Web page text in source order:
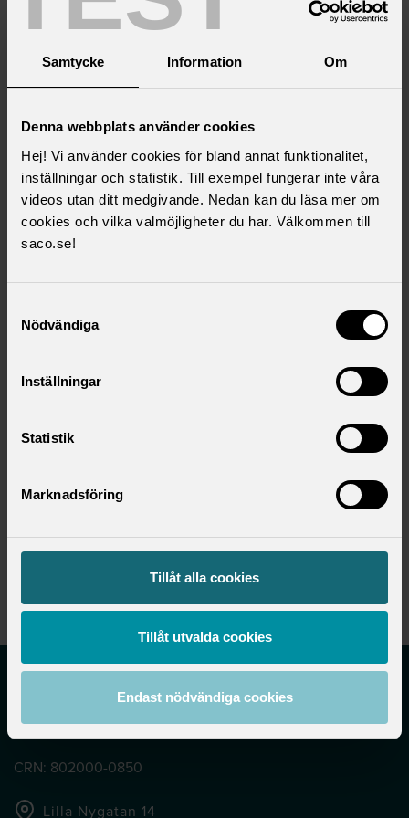
Samtycke Information Om
Denna webbplats använder cookies
Hej! Vi använder cookies för bland annat funktionalitet,
inställningar och statistik. Till exempel fungerar inte våra
videos utan ditt medgivande. Nedan kan du läsa mer om
cookies och vilka valmöjligheter du har. Välkommen till
saco.se!
Nödvändiga
Inställningar
Statistik
Marknadsföring
Tillåt alla cookies
Tillåt utvalda cookies
Endast nödvändiga cookies
Ordering information material and branded
products
Registration for seminars and conferences
Saco Studentmässor – student fairs
Social media
Your rights in accordance with GDPR
anna.tafvelin@saco.se
CRN: 802000-0850
Lilla Nygatan 14